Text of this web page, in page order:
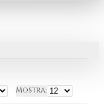
Mostra: